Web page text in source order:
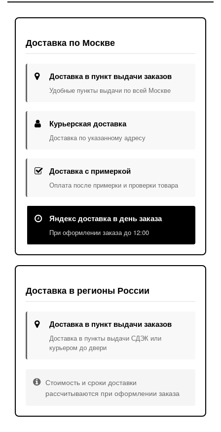
Доставка по Москве
Доставка в пункт выдачи заказов
Удобные пункты выдачи по всей Москве
Курьерская доставка
Доставка по указанному адресу
Доставка с примеркой
Оплата после примерки и проверки товара
Яндекс доставка в день заказа
При оформлении заказа до 12:00
Доставка в регионы России
Доставка в пункт выдачи заказов
Доставка в пункты выдачи СДЭК или
курьером до двери
Стоимость и сроки доставки
рассчитываются при оформлении заказа